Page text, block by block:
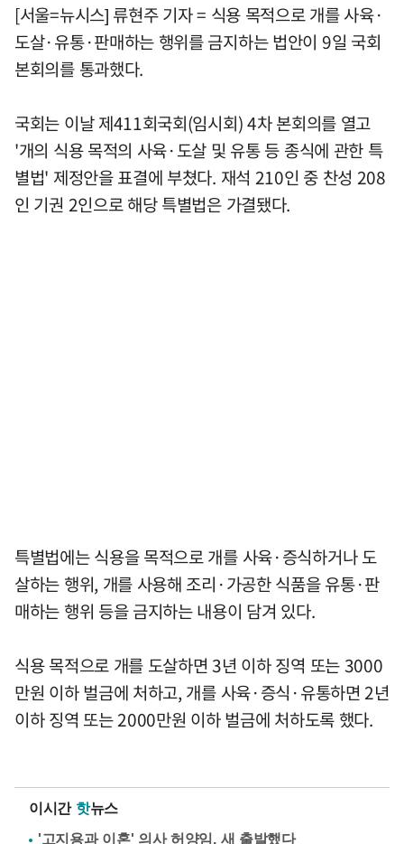
[서울=뉴시스] 류현주 기자 = 식용 목적으로 개를 사육·
도살·유통·판매하는 행위를 금지하는 법안이 9일 국회
본회의를 통과했다.
국회는 이날 제411회국회(임시회) 4차 본회의를 열고
'개의 식용 목적의 사육·도살 및 유통 등 종식에 관한 특
별법' 제정안을 표결에 부쳤다. 재석 210인 중 찬성 208
인 기권 2인으로 해당 특별법은 가결됐다.
특별법에는 식용을 목적으로 개를 사육·증식하거나 도
살하는 행위, 개를 사용해 조리·가공한 식품을 유통·판
매하는 행위 등을 금지하는 내용이 담겨 있다.
식용 목적으로 개를 도살하면 3년 이하 징역 또는 3000
만원 이하 벌금에 처하고, 개를 사육·증식·유통하면 2년
이하 징역 또는 2000만원 이하 벌금에 처하도록 했다.
이시간 핫뉴스
'고지용과 이혼' 의사 허양임, 새 출발했다